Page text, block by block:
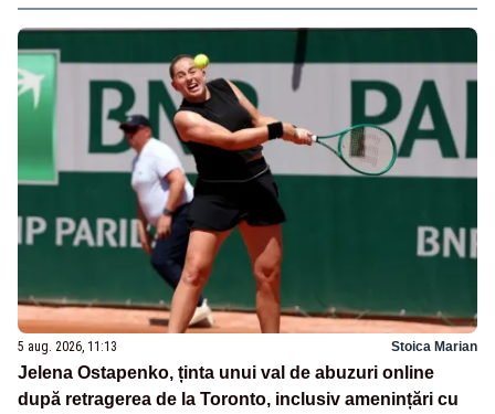
5 aug. 2026, 11:13 Stoica Marian
Jelena Ostapenko, ținta unui val de abuzuri online
după retragerea de la Toronto, inclusiv amenințări cu